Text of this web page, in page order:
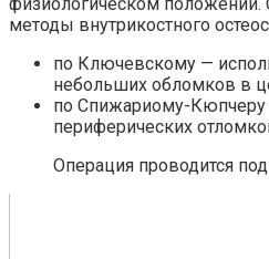
методы внутрикостного
по Ключевскому —
небольших обломков в
по Спижариому-Кюпчеру
периферических
Операция проводится под